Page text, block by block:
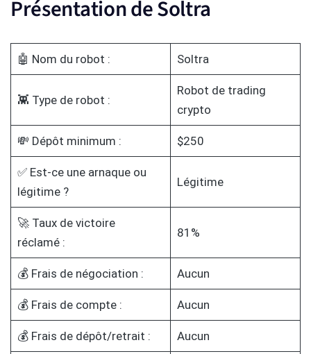
Présentation de Soltra
🤖 Nom du robot : Soltra
👾 Type de robot :
Robot de trading
crypto
💸 Dépôt minimum : $250
✅ Est-ce une arnaque ou
légitime ?
Légitime
🚀 Taux de victoire
réclamé :
81%
💰 Frais de négociation : Aucun
💰 Frais de compte : Aucun
💰 Frais de dépôt/retrait : Aucun